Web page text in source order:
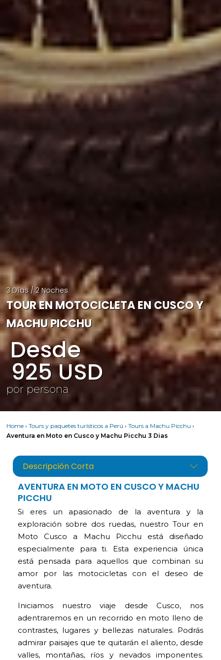
3 Días / 2 Noches
TOUR EN MOTOCICLETA EN CUSCO Y
MACHU PICCHU
Desde
925USD
por persona
Home ›Tours y paquetes turísticos a Perú ›Tours a Machu Picchu ›
Aventura en Moto en Cusco y Machu Picchu 3 Dias
Descripción Corta
AVENTURA EN MOTO EN CUSCO Y MACHU
PICCHU
Si eres un apasionado de la aventura y la
exploración sobre dos ruedas, nuestro Tour en
Moto Cusco a Machu Picchu está diseñado
especialmente para ti. Esta experiencia única
está pensada para aquellos que combinan su
amor por las motocicletas con el deseo de
aventura.
Iniciamos nuestro viaje desde Cusco, nos
adentraremos en un recorrido en moto lleno de
contrastes, lugares y bellezas naturales. Podrás
admirar paisajes que te quitarán el aliento, desde
valles, montañas, ríos y nevados imponentes.